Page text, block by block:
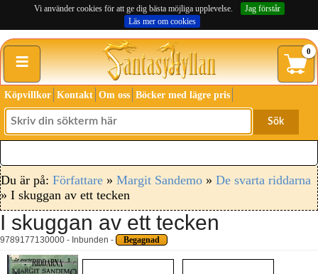
Vi använder cookies för att ge dig bästa möjliga upplevelse.
Jag förstår
Läs mer om cookies
≡ 0
Köpvillkor Kontakt Om oss Böcker med lägre pris
Sök
Du är på: Författare » Margit Sandemo » De svarta riddarna
» I skuggan av ett tecken
I skuggan av ett tecken
9789177130000 - Inbunden - Begagnad